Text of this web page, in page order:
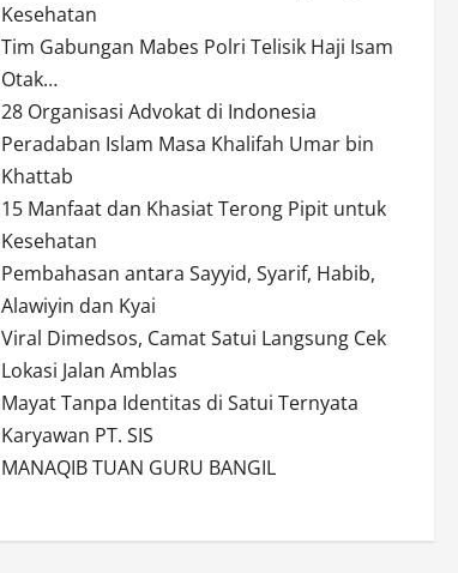
Kesehatan
Tim Gabungan Mabes Polri Telisik Haji Isam
Otak…
28 Organisasi Advokat di Indonesia
Peradaban Islam Masa Khalifah Umar bin
Khattab
15 Manfaat dan Khasiat Terong Pipit untuk
Kesehatan
Pembahasan antara Sayyid, Syarif, Habib,
Alawiyin dan Kyai
Viral Dimedsos, Camat Satui Langsung Cek
Lokasi Jalan Amblas
Mayat Tanpa Identitas di Satui Ternyata
Karyawan PT. SIS
MANAQIB TUAN GURU BANGIL